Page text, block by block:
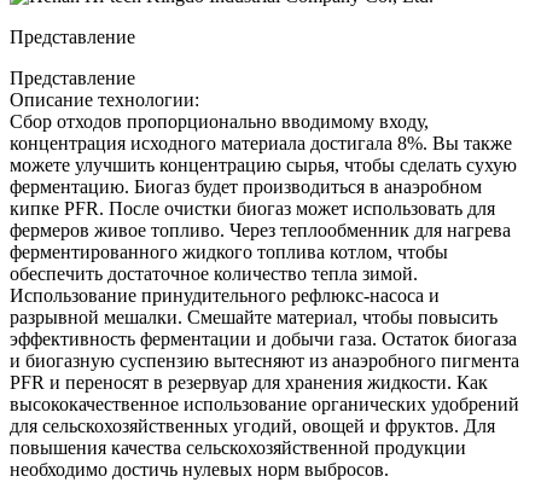
Представление
Представление
Описание технологии:
Сбор отходов пропорционально вводимому входу,
концентрация исходного материала достигала 8%. Вы также
можете улучшить концентрацию сырья, чтобы сделать сухую
ферментацию. Биогаз будет производиться в анаэробном
кипке PFR. После очистки биогаз может использовать для
фермеров живое топливо. Через теплообменник для нагрева
ферментированного жидкого топлива котлом, чтобы
обеспечить достаточное количество тепла зимой.
Использование принудительного рефлюкс-насоса и
разрывной мешалки. Смешайте материал, чтобы повысить
эффективность ферментации и добычи газа. Остаток биогаза
и биогазную суспензию вытесняют из анаэробного пигмента
PFR и переносят в резервуар для хранения жидкости. Как
высококачественное использование органических удобрений
для сельскохозяйственных угодий, овощей и фруктов. Для
повышения качества сельскохозяйственной продукции
необходимо достичь нулевых норм выбросов.